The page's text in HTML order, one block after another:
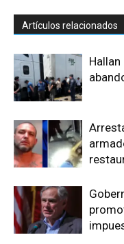
Artículos relacionados